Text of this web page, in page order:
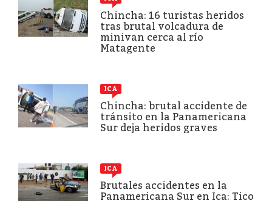
Chincha: 16 turistas heridos
tras brutal volcadura de
minivan cerca al río
Matagente
ICA
Chincha: brutal accidente de
tránsito en la Panamericana
Sur deja heridos graves
ICA
Brutales accidentes en la
Panamericana Sur en Ica: Tico